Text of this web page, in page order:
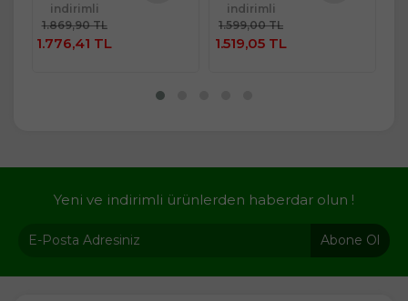
indirimli
1.869,90 TL
1.776,41 TL
indirimli
1.599,00 TL
1.519,05 TL
Yeni ve indirimli ürünlerden haberdar olun !
Abone Ol